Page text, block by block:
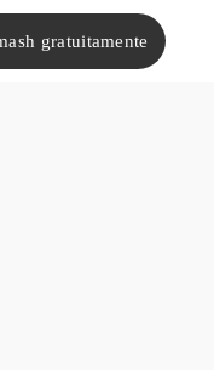
gratuitamente